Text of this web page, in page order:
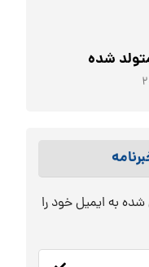
شده
به ایمیل خود را